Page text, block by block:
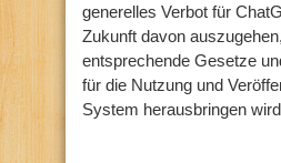
generelles Verbot für
Zukunft davon
entsprechende Gesetze
für die Nutzung und
System herausbringen